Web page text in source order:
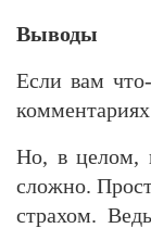
Выводы
Если вам
комментариях
Но, в целом,
сложно.
страхом.